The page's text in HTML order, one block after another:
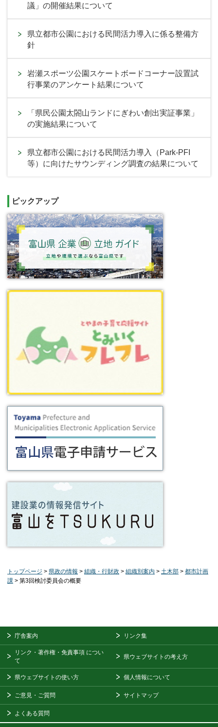
議」の開催結果について
県立都市公園における民間活力導入に係る整備方
針
岩瀬スポーツ公園スケートボードコーナー設置試
行事業のアンケート結果について
「県民公園太閤山ランドにぎわい創出実証事業」
の実施結果について
県立都市公園における民間活力導入（Park-PFI
等）に向けたサウンディング調査の結果について
ピックアップ
トップページ > 県政の情報 > 組織・行財政 > 組織別案内 > 土木部 > 都市計画
課 > 第3回検討委員会の概要
庁舎案内 リンク集
リンク・著作権・免責事項 につい
て
県ウェブサイトの考え方
県ウェブサイトの使い方 個人情報について
ご意見・ご質問 サイトマップ
よくある質問